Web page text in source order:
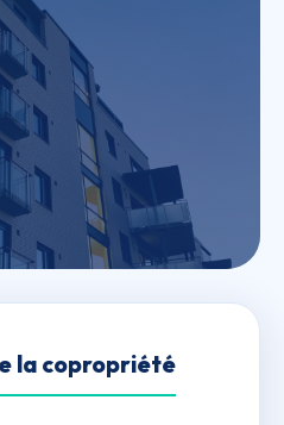
la copropriété